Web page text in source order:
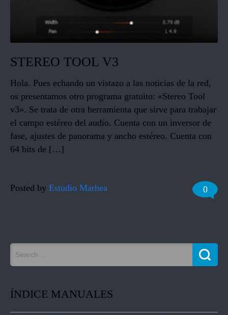
STEREO TOOL V3
Hola. Pues echando un vistazo a las noticias de la red,
os presentamos otro programa gratuito: «Stereo Tool
v3». Se trata de otra herramienta que sirve para trabajar
el campo estéreo del audio. Cuenta con un inversor de
fase, ajustes de panorama y ancho estéreo. Cuenta con
64 bits de […]
Posted by Estudio Marhea 0
ÍNDICE MANUALES